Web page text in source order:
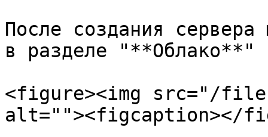
После создания
в разделе
<figure><img src="/
alt=""><figcaption></